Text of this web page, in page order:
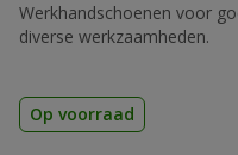
Werkhandschoenen voor
diverse werkzaamheden.
Op voorraad